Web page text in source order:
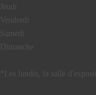
Jeudi
Vendredi
Samedi
Dimanche
*Les lundis, la salle